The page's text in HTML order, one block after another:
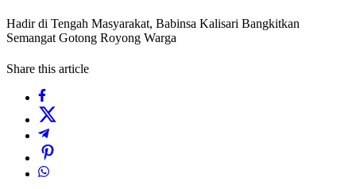
Hadir di Tengah Masyarakat, Babinsa Kalisari Bangkitkan
Semangat Gotong Royong Warga
Share this article